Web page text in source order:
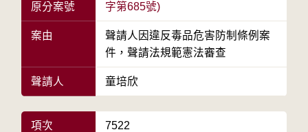
原分案號
字第685號)
案由
聲請人因違反毒品危害防制條例案
件，聲請法規範憲法審查
聲請人 童培欣
項次 7522